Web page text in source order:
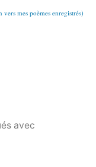
vers mes poèmes enregistrés)
avec